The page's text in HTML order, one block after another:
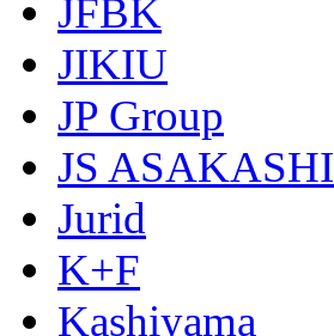
JFBK
JIKIU
JP Group
JS ASAKASHI
Jurid
K+F
Kashiyama